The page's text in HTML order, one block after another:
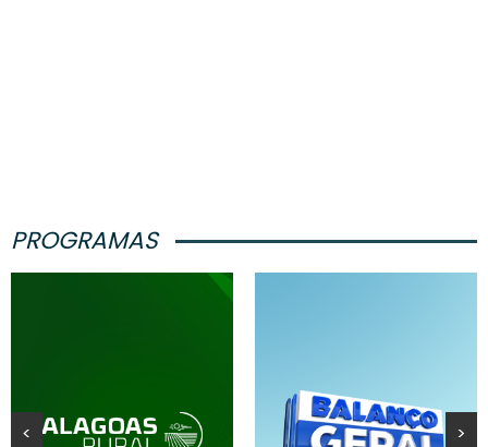
PROGRAMAS
< >